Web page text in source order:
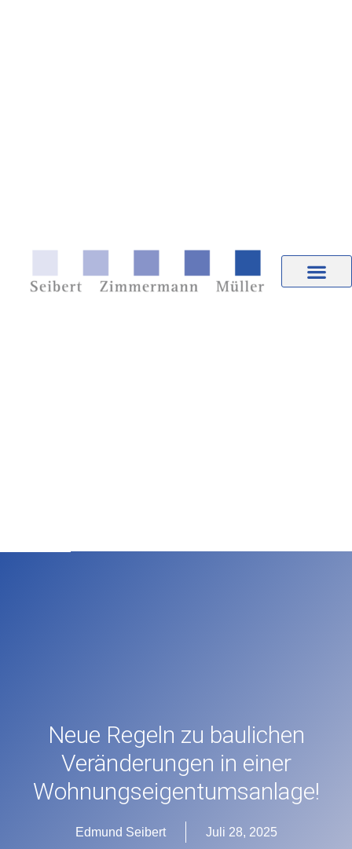
Neue Regeln zu baulichen
Veränderungen in einer
Wohnungseigentumsanlage!
Edmund Seibert Juli 28, 2025